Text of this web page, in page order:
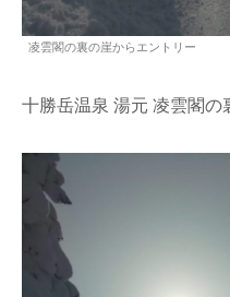
凌雲閣の裏の崖からエントリー
十勝岳温泉 湯元 凌雲閣の